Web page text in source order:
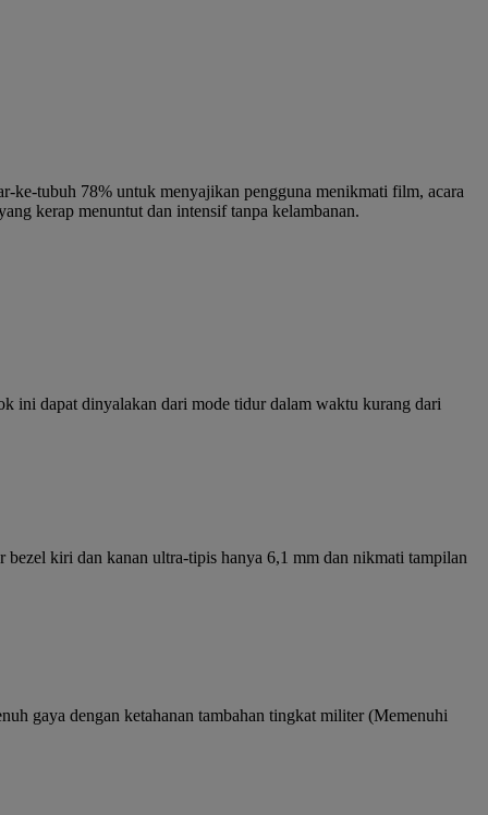
ke-tubuh 78% untuk menyajikan pengguna menikmati film, acara
kerap menuntut dan intensif tanpa kelambanan.
ini dapat dinyalakan dari mode tidur dalam waktu kurang dari
kiri dan kanan ultra-tipis hanya 6,1 mm dan nikmati tampilan
gaya dengan ketahanan tambahan tingkat militer (Memenuhi